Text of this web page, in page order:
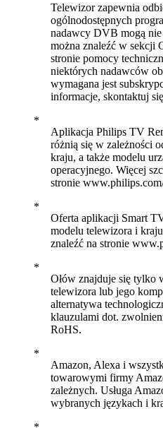
Telewizor zapewnia
ogólnodostępnych
nadawcy DVB mogą
można znaleźć w sekcji
stronie pomocy
niektórych nadawców
wymagana jest
informacje, skontaktuj
Aplikacja Philips TV
różnią się w zależności
kraju, a także modelu
operacyjnego. Więcej
stronie
Oferta aplikacji Smart
modelu telewizora i
znaleźć na stronie
Ołów znajduje się tylko
telewizora lub jego
alternatywa
klauzulami dot.
RoHS.
Amazon, Alexa i
towarowymi firmy
zależnych. Usługa
wybranych językach i